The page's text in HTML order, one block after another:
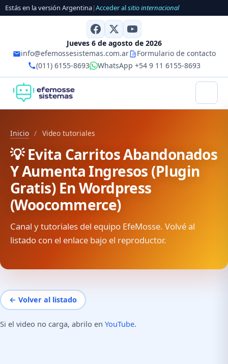
Estás en la versión Argentina|Acceder alsitio internacional
Jueves 6 de agosto de 2026
info@efemossesistemas.com.ar
Formulario de contacto
(011) 6155-8693
WhatsApp +54 9 11 6155-8693
Inicio / Video tutoriales
💡 Evita Carritos Abandonados
Y Aumenta Ingresos (Plugin
Gratis) En Wordpress
(Woocommerce)
Canal y tutoriales del equipo EfeMosse. Volvé al
listado con el enlace bajo el reproductor.
← Volver al listado
Si el video no carga, abrilo en YouTube.